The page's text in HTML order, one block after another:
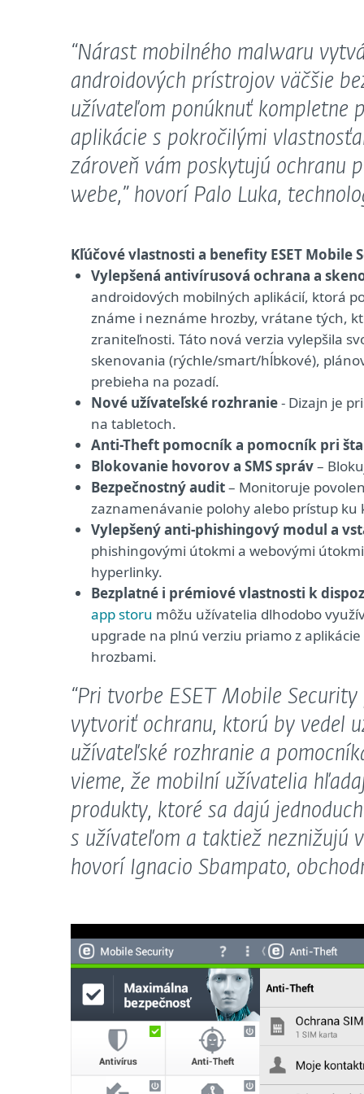
“Nárast mobilného malwaru
androidových prístrojov väčšie
užívateľom ponúknuť kompletne
aplikácie s pokročilými
zároveň vám poskytujú ochranu
webe,” hovorí Palo Luka,
Kľúčové vlastnosti a benefity ESET Mobile
Vylepšená antivírusová ochrana a
androidových mobilných aplikácií, ktorá
známe i neznáme hrozby, vrátane tých,
zraniteľnosti. Táto nová verzia vylepšila
skenovania (rýchle/smart/hĺbkové),
prebieha na pozadí.
Nové užívateľské rozhranie- Dizajn je
na tabletoch.
Anti-Theft pomocník a pomocník pri
Blokovanie hovorov a SMS správ–
Bezpečnostný audit– Monitoruje
zaznamenávanie polohy alebo prístup ku
Vylepšený anti-phishingový modul a
phishingovými útokmi a webovými
hyperlinky.
Bezplatné i prémiové vlastnosti k
app storu môžu užívatelia dlhodobo
upgrade na plnú verziu priamo z
hrozbami.
“Pri tvorbe ESET Mobile
vytvoriť ochranu, ktorú by vedel
užívateľské rozhranie a
vieme, že mobilní užívatelia
produkty, ktoré sa dajú
s užívateľom a taktiež neznižujú
hovorí Ignacio Sbampato,